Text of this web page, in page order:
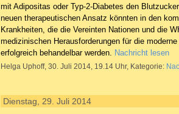
mit Adipositas oder Typ-2-Diabetes den
neuen therapeutischen Ansatz könnten in den
Krankheiten, die die Vereinten Nationen und die
medizinischen Herausforderungen für die
erfolgreich behandelbar werden. Nachricht lesen
Helga Uphoff, 30. Juli 2014, 19.14 Uhr, Kategorie:
Dienstag, 29. Juli 2014